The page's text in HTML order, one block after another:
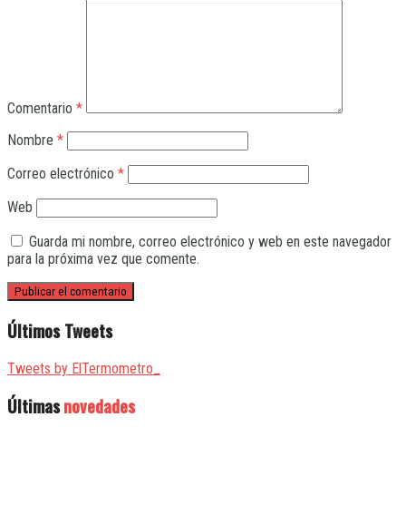
Comentario *
Nombre *
Correo electrónico *
Web
Guarda mi nombre, correo electrónico y web en este navegador
para la próxima vez que comente.
Últimos Tweets
Tweets by ElTermometro_
Últimasnovedades